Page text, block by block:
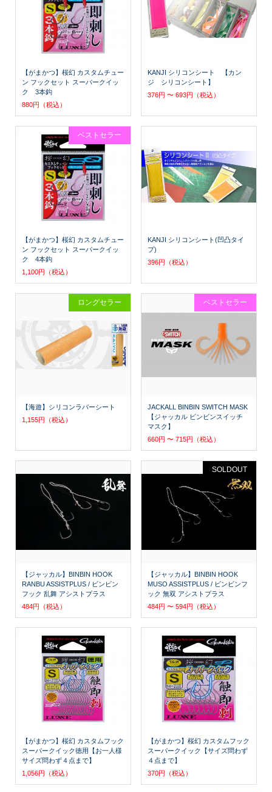
【がまかつ】桜幻 カスタムチュー
ン フックセット スーパークイッ
ク 3本鈎
880円（税込）
KANJI シリコンシート 【カン
ジ シリコンシート】
376円 〜 693円（税込）
【がまかつ】桜幻 カスタムチュー
ン フックセット スーパークイッ
ク 4本鈎
1,100円（税込）
ベストセラー
KANJI シリコンシート(凹凸タイ
プ)
396円（税込）
【海遊】シリコンラバーシート
1,155円（税込）
ロングセラー
JACKALL BINBIN SWITCH MASK
【ジャッカル ビンビンスイッチ
マスク】
660円 〜 715円（税込）
ベストセラー
【ジャッカル】BINBIN HOOK
RANBU ASSISTPLUS / ビンビン
フック 乱舞 アシストプラス
484円（税込）
【ジャッカル】BINBIN HOOK
MUSO ASSISTPLUS / ビンビンフ
ック 無双 アシストプラス
484円 〜 594円（税込）
SOLDOUT
【がまかつ】桜幻 カスタムフック
スーパークイック徳用【お一人様
サイズ問わず４点まで】
1,056円（税込）
【がまかつ】桜幻 カスタムフック
スーパークイック【サイズ問わず
４点まで】
370円（税込）